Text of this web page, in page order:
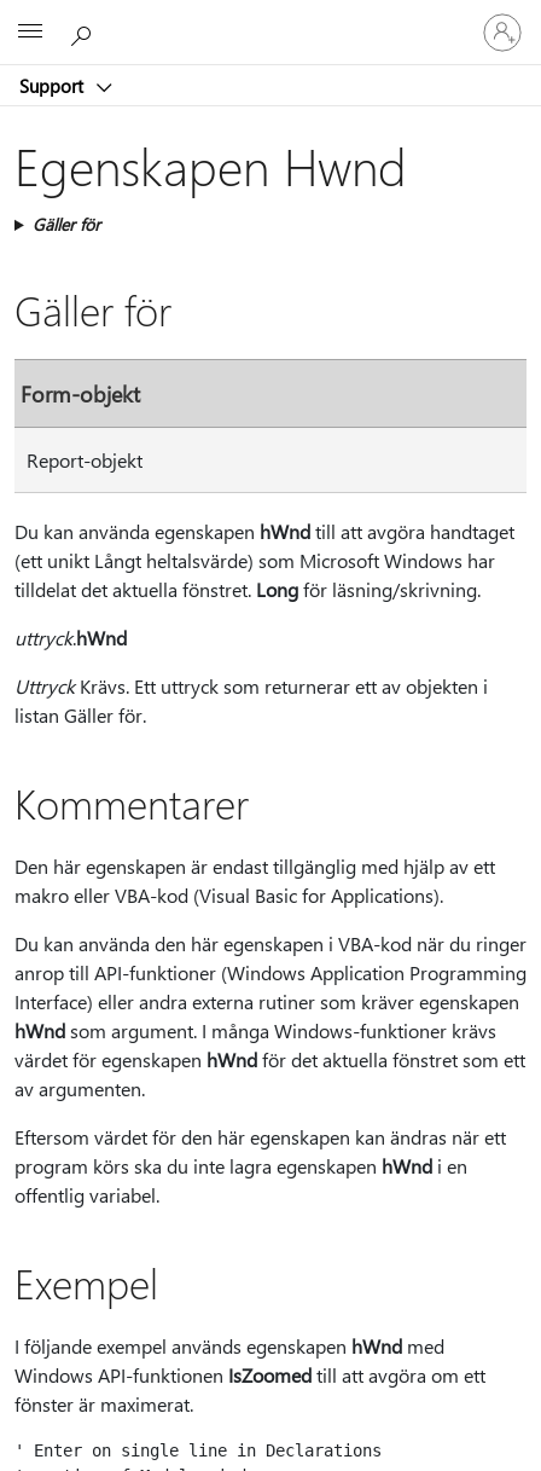
Support
Logga
in
på
konto
Egenskapen Hwnd
Gäller för
Gäller för
Form-objekt
Report-objekt
Du kan använda egenskapen hWndtill att avgöra handtaget
(ett unikt Långt heltalsvärde) som Microsoft Windows har
tilldelat det aktuella fönstret. Longför läsning/skrivning.
uttryck.hWnd
UttryckKrävs. Ett uttryck som returnerar ett av objekten i
listan Gäller för.
Kommentarer
Den här egenskapen är endast tillgänglig med hjälp av ett
makro eller VBA-kod (Visual Basic for Applications).
Du kan använda den här egenskapen i VBA-kod när du ringer
anrop till API-funktioner (Windows Application Programming
Interface) eller andra externa rutiner som kräver egenskapen
hWndsom argument. I många Windows-funktioner krävs
värdet för egenskapen hWndför det aktuella fönstret som ett
av argumenten.
Eftersom värdet för den här egenskapen kan ändras när ett
program körs ska du inte lagra egenskapen hWnd i en
offentlig variabel.
Exempel
I följande exempel används egenskapen hWnd med
Windows API-funktionen IsZoomedtill att avgöra om ett
fönster är maximerat.
' Enter on single line in Declarations